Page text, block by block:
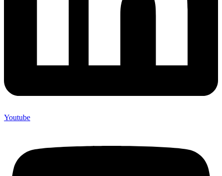
Youtube